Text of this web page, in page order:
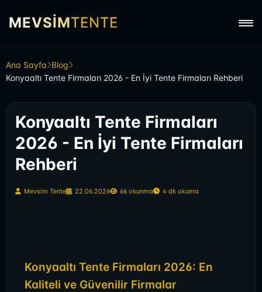
MEVSİMTENTE
Ana Sayfa Blog
Konyaaltı Tente Firmaları 2026 - En İyi Tente Firmaları Rehberi
Konyaaltı Tente Firmaları
2026 - En İyi Tente Firmaları
Rehberi
Mevsim Tente 22.06.2026 66 okunma 4 dk okuma
Konyaaltı Tente Firmaları 2026: En
Kaliteli ve Güvenilir Firmalar